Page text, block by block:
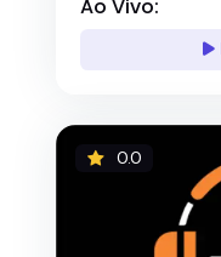
Ao Vivo:
0.0